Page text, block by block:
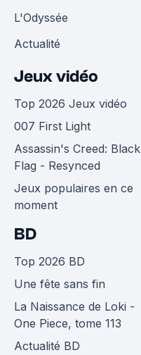
L'Odyssée
Actualité
Jeux vidéo
Top 2026 Jeux vidéo
007 First Light
Assassin's Creed: Black
Flag - Resynced
Jeux populaires en ce
moment
BD
Top 2026 BD
Une fête sans fin
La Naissance de Loki -
One Piece, tome 113
Actualité BD